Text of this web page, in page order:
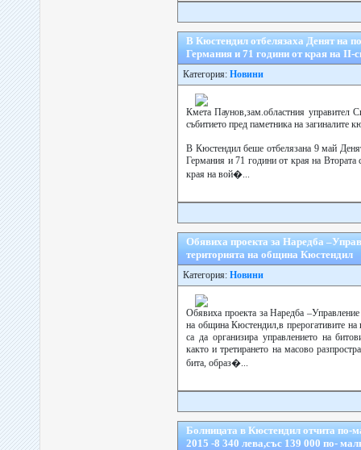
В Кюстендил отбелязаха Денят на
Германия и 71 години от края на ІІ-
Категория: Новини
Кмета Паунов,зам.областния управител
събитието пред паметника на загиналите
В Кюстендил беше отбелязана 9 май
Германия и 71 години от края на Втората
края на вой�...
Обявиха проекта за Наредба
територията на община Кюстендил
Категория: Новини
Обявиха проекта за Наредба –Управление
на община Кюстендил,в прерогативите
са да организира управлението на
както и третирането на масово
бита, образ�...
Болницата в Кюстендил отчита по-
2015 -8 340 лева,със 139 000 по-